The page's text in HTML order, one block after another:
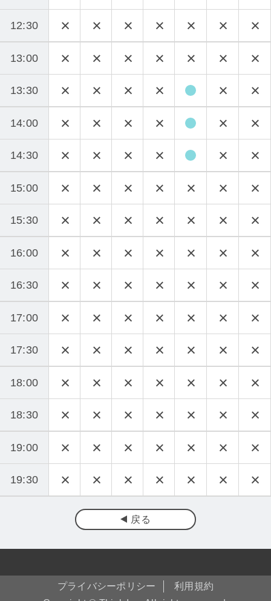
12:30
13:00
13:30
14:00
14:30
15:00
15:30
16:00
16:30
17:00
17:30
18:00
18:30
19:00
19:30
戻る
プライバシーポリシー
利用規約